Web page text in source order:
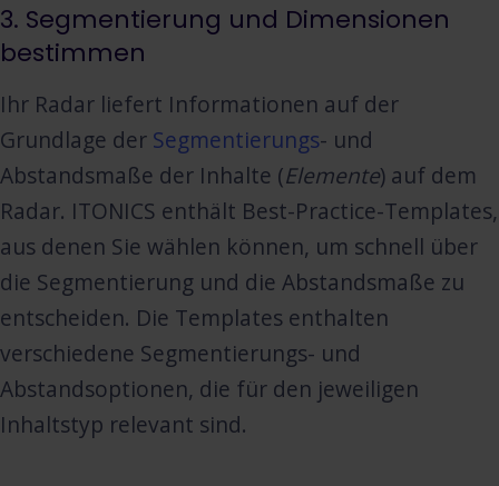
3. Segmentierung und Dimensionen
bestimmen
Ihr Radar liefert Informationen auf der
Grundlage der Segmentierungs- und
Abstandsmaße der Inhalte (Elemente) auf dem
Radar. ITONICS enthält Best-Practice-Templates,
aus denen Sie wählen können, um schnell über
die Segmentierung und die Abstandsmaße zu
entscheiden. Die Templates enthalten
verschiedene Segmentierungs- und
Abstandsoptionen, die für den jeweiligen
Inhaltstyp relevant sind.